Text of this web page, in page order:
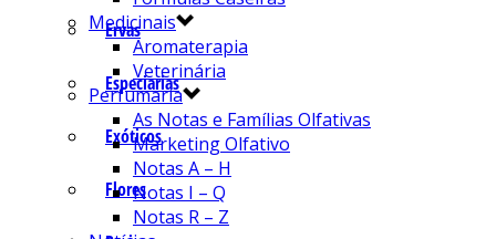
Ervas
Especiarias
Exóticos
Flores
Medicinais
Aromaterapia
Veterinária
Perfumaria
As Notas e Famílias Olfativas
Marketing Olfativo
Notas A – H
Notas I – Q
Notas R – Z